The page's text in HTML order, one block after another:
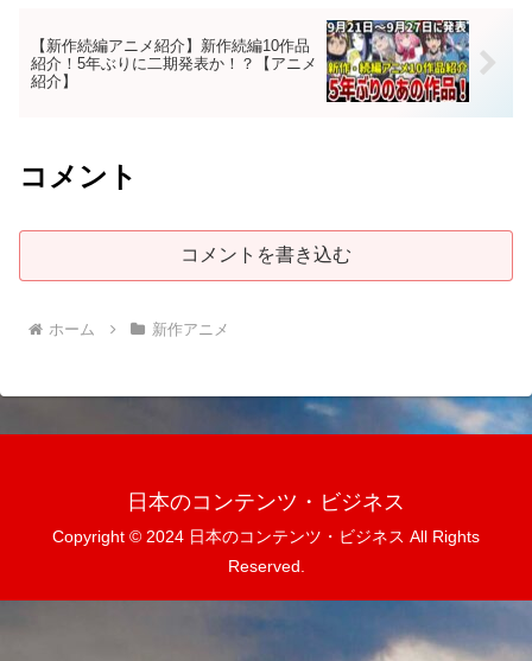
【新作続編アニメ紹介】新作続編10作品
紹介！5年ぶりに二期発表か！？【アニメ
紹介】
コメント
コメントを書き込む
ホーム 新作アニメ
日本のコンテンツ・ビジネス
Copyright © 2024 日本のコンテンツ・ビジネス All Rights
Reserved.